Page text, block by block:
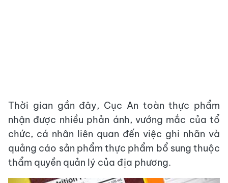
Thời gian gần đây, Cục An toàn thực phẩm
nhận được nhiều phản ánh, vướng mắc của tổ
chức, cá nhân liên quan đến việc ghi nhãn và
quảng cáo sản phẩm thực phẩm bổ sung thuộc
thẩm quyền quản lý của địa phương.